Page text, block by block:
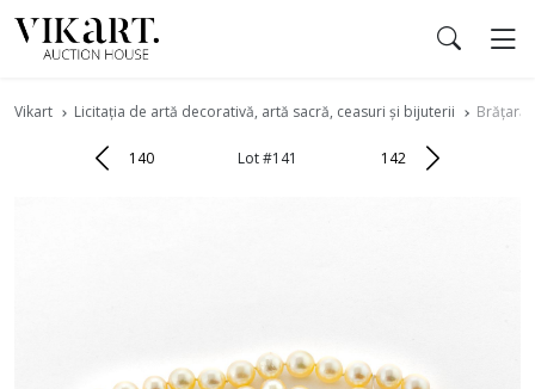
Vikart Licitația de artă decorativă, artă sacră, ceasuri și bijuterii Brățară
140 Lot #141 142